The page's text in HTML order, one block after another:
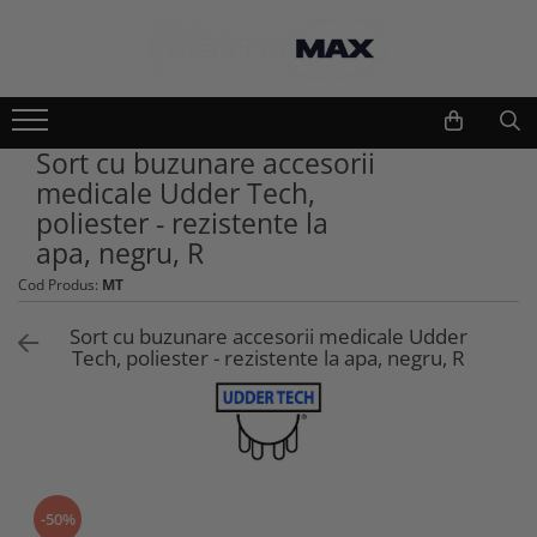
Imbracaminte lucru
Geci
Camasi
Bluze si hanorace
Tricouri
Caciuli si gulere
Pantaloni si salopete
Pelerine
Pantofi si ghete protectie
Unelte gradinarit
Atomizoare si stropitori
Cultivatoare
Seturi unelte gradinarit
Plantatoare
Foarfeci gradinarit
Macete si seceri
Pistoale de udat si aspersoare
Gletiere
Sort cu buzunare accesorii
medicale Udder Tech,
poliester - rezistente la
apa, negru, R
Cod Produs: MT
Sort cu buzunare accesorii medicale Udder
Tech, poliester - rezistente la apa, negru, R
-50%